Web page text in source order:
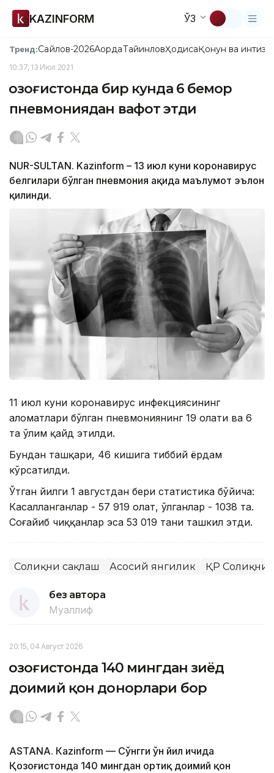
KAZINFORM ЎЗ
Тренд:Сайлов-2026АқордаТайинловҲодисаҚонун ва
10:37, 13 Июл 2021
Қозоғистонда бир кунда 6 бемор
пневмониядан вафот этди
NUR-SULTAN. Kazinform – 13 июл куни коронавирус
белгилари бўлган пневмония ҳақида маълумот эълон
қилинди.
11 июл куни коронавирус инфекциясининг
аломатлари бўлган пневмониянинг 19 ҳолати ва 6
та ўлим қайд этилди.
Бундан ташқари, 46 кишига тиббий ёрдам
кўрсатилди.
Ўтган йилги 1 августдан бери статистика бўйича:
Касалланганлар - 57 919 ҳолат, ўлганлар - 1038 та.
Соғайиб чиққанлар эса 53 019 тани ташкил этди.
Соғлиқни сақлаш Асосий янгилик ҚР Соғлиқни
без автора
Муаллиф
20:15, 04 Август 2026
Қозоғистонда 140 мингдан зиёд
доимий қон донорлари бор
ASTANА. Кazinform — Сўнгги ўн йил ичида
Қозоғистонда 140 мингдан ортиқ доимий қон